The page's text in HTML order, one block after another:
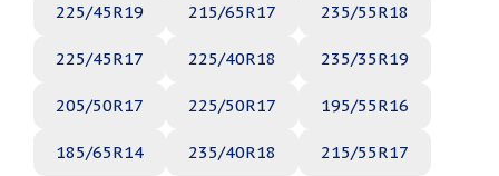
225/45R19 215/65R17 235/55R18
225/45R17 225/40R18 235/35R19
205/50R17 225/50R17 195/55R16
185/65R14 235/40R18 215/55R17